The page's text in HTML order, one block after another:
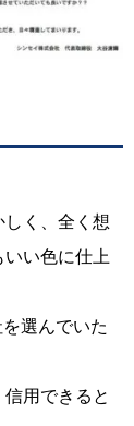
く、全く想
い色に仕上
選んでいた
用できると